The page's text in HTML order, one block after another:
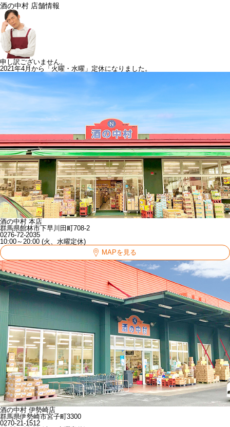
酒の中村 店舗情報
申し訳ございません。
2021年4月から「火曜・水曜」定休になりました。
酒の中村 本店
群馬県館林市下早川田町708-2
0276-72-2035
10:00～20:00 (火、水曜定休)
MAPを見る
酒の中村 伊勢崎店
群馬県伊勢崎市宮子町3300
0270-21-1512